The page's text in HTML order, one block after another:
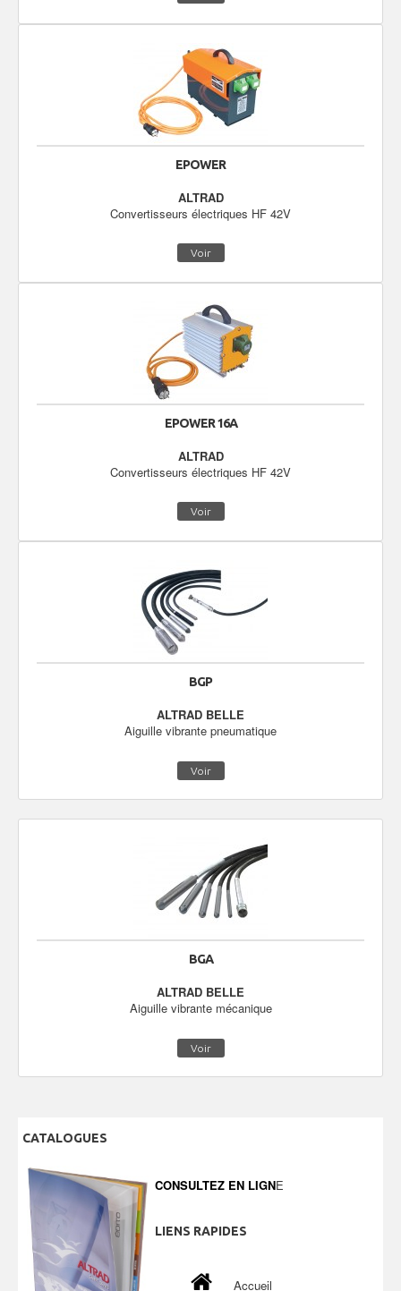
EPOWER
ALTRAD
Convertisseurs électriques HF 42V
Voir
EPOWER 16A
ALTRAD
Convertisseurs électriques HF 42V
Voir
BGP
ALTRAD BELLE
Aiguille vibrante pneumatique
Voir
BGA
ALTRAD BELLE
Aiguille vibrante mécanique
Voir
CATALOGUES
CONSULTEZ EN LIGNE
LIENS RAPIDES
Accueil